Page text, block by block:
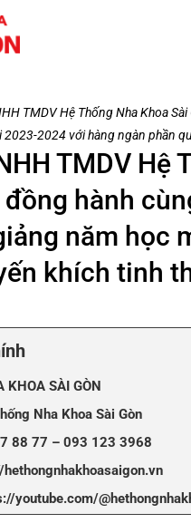
TMDV Hệ Thống Nha Khoa
2024 với hàng ngàn phần
TMDV Hệ
hành
năm học
khích tinh
KHOA SÀI GÒN
Nha Khoa Sài Gòn
88 77 – 093 123 3968
youtube.com/